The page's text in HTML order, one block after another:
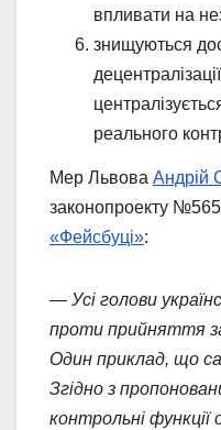
впливати на
знищуються
реального
Мер Львова Андрій
законопроекту
«Фейсбуці»:
— Усі голови
проти прийняття
Один приклад, що
Згідно з
контрольні